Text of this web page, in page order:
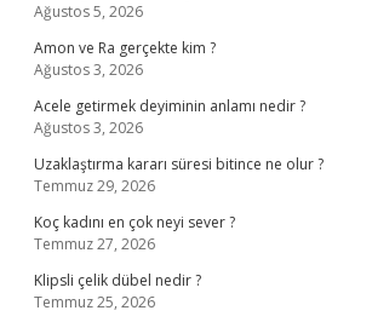
Ağustos 5, 2026
Amon ve Ra gerçekte kim ?
Ağustos 3, 2026
Acele getirmek deyiminin anlamı nedir ?
Ağustos 3, 2026
Uzaklaştırma kararı süresi bitince ne olur ?
Temmuz 29, 2026
Koç kadını en çok neyi sever ?
Temmuz 27, 2026
Klipsli çelik dübel nedir ?
Temmuz 25, 2026